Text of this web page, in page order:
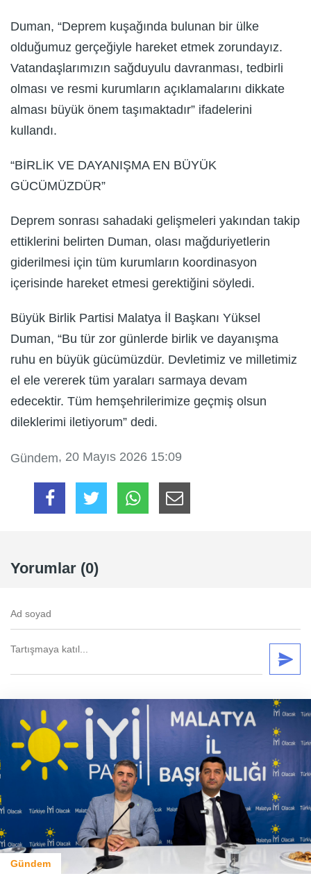
Duman, “Deprem kuşağında bulunan bir ülke
olduğumuz gerçeğiyle hareket etmek zorundayız.
Vatandaşlarımızın sağduyulu davranması, tedbirli
olması ve resmi kurumların açıklamalarını dikkate
alması büyük önem taşımaktadır” ifadelerini
kullandı.
“BİRLİK VE DAYANIŞMA EN BÜYÜK
GÜCÜMÜZDÜR”
Deprem sonrası sahadaki gelişmeleri yakından takip
ettiklerini belirten Duman, olası mağduriyetlerin
giderilmesi için tüm kurumların koordinasyon
içerisinde hareket etmesi gerektiğini söyledi.
Büyük Birlik Partisi Malatya İl Başkanı Yüksel
Duman, “Bu tür zor günlerde birlik ve dayanışma
ruhu en büyük gücümüzdür. Devletimiz ve milletimiz
el ele vererek tüm yaraları sarmaya devam
edecektir. Tüm hemşehrilerimize geçmiş olsun
dileklerimi iletiyorum” dedi.
Gündem, 20 Mayıs 2026 15:09
Yorumlar (0)
Gündem